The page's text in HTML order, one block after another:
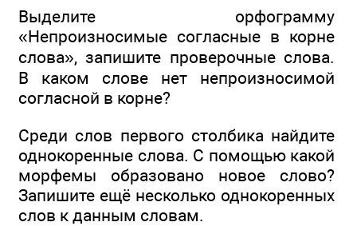
Выделите орфограмму
«Непроизносимые согласные в корне
слова», запишите проверочные слова.
В каком слове нет непроизносимой
согласной в корне?
Среди слов первого столбика найдите
однокоренные слова. С помощью какой
морфемы образовано новое слово?
Запишите ещё несколько однокоренных
слов к данным словам.